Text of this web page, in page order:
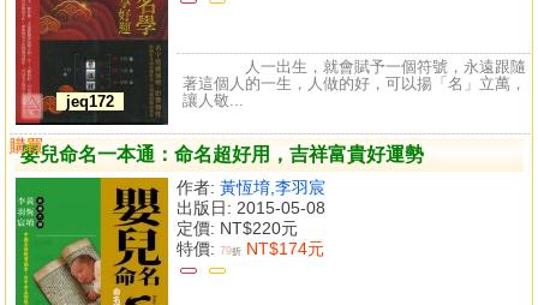
jeq172
人一出生，就會賦予一個符號，永遠跟隨
著這個人的一生，人做的好，可以揚「名」立萬，
讓人敬...
嬰兒命名一本通：命名超好用，吉祥富貴好運勢
作者: 黃恆堉,李羽宸
出版日: 2015-05-08
定價: NT$220元
特價: 79折 NT$174元
購買
比較